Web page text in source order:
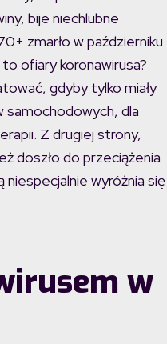
bije niechlubne
zmarło w październiku
ofiary koronawirusa?
gdyby tylko miały
samochodowych, dla
Z drugiej strony,
doszło do przeciążenia
niespecjalnie wyróżnia się
w